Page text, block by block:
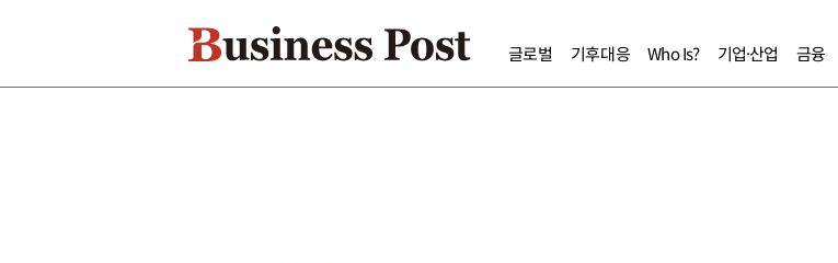
글로벌 기후대응 Who Is? 기업·산업 금융